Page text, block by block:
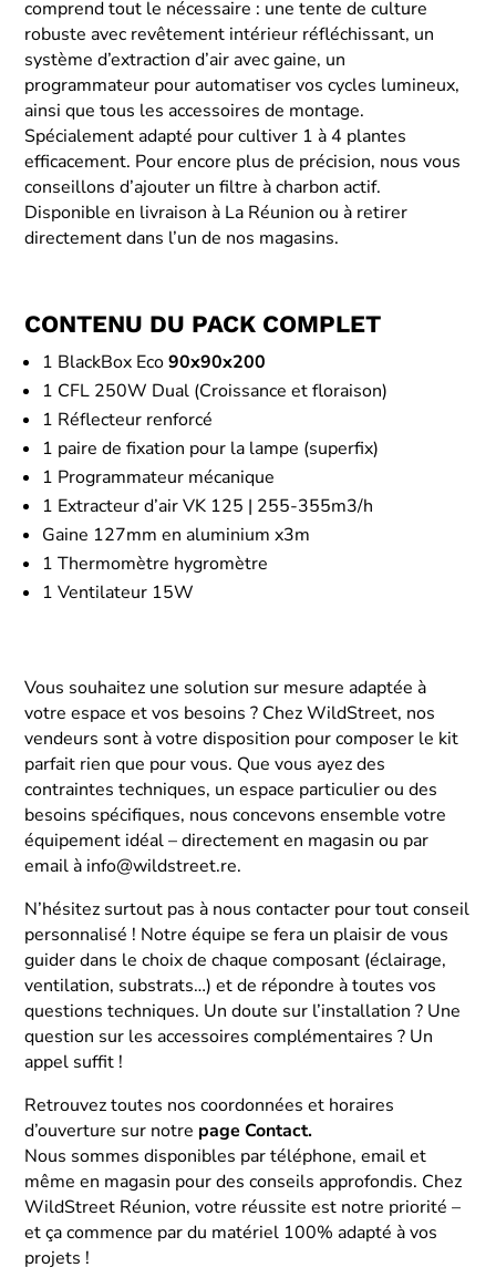
comprend tout le nécessaire : une tente de culture
robuste avec revêtement intérieur réfléchissant, un
système d’extraction d’air avec gaine, un
programmateur pour automatiser vos cycles lumineux,
ainsi que tous les accessoires de montage.
Spécialement adapté pour cultiver 1 à 4 plantes
efficacement. Pour encore plus de précision, nous vous
conseillons d’ajouter un filtre à charbon actif.
Disponible en livraison à La Réunion ou à retirer
directement dans l’un de nos magasins.
CONTENU DU PACK COMPLET
1 BlackBox Eco90x90x200
1 CFL 250W Dual (Croissance et floraison)
1 Réflecteur renforcé
1 paire de fixation pour la lampe (superfix)
1 Programmateur mécanique
1 Extracteur d’air VK 125 | 255-355m3/h
Gaine 127mm en aluminium x3m
1 Thermomètre hygromètre
1 Ventilateur 15W
Vous souhaitez une solution sur mesure adaptée à
votre espace et vos besoins ? Chez WildStreet, nos
vendeurs sont à votre disposition pour composer le kit
parfait rien que pour vous. Que vous ayez des
contraintes techniques, un espace particulier ou des
besoins spécifiques, nous concevons ensemble votre
équipement idéal – directement en magasin ou par
email à info@wildstreet.re.
N’hésitez surtout pas à nous contacter pour tout conseil
personnalisé ! Notre équipe se fera un plaisir de vous
guider dans le choix de chaque composant (éclairage,
ventilation, substrats…) et de répondre à toutes vos
questions techniques. Un doute sur l’installation ? Une
question sur les accessoires complémentaires ? Un
appel suffit !
Retrouvez toutes nos coordonnées et horaires
d’ouverture sur notre page Contact.
Nous sommes disponibles par téléphone, email et
même en magasin pour des conseils approfondis. Chez
WildStreet Réunion, votre réussite est notre priorité –
et ça commence par du matériel 100% adapté à vos
projets !